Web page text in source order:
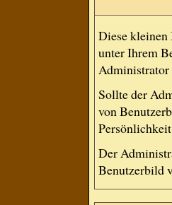
Diese
unter Ihrem
Administrator
Sollte der
von
Der
Benutzerbild